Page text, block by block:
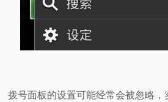
拨号面板的设置可能经常会被忽略，